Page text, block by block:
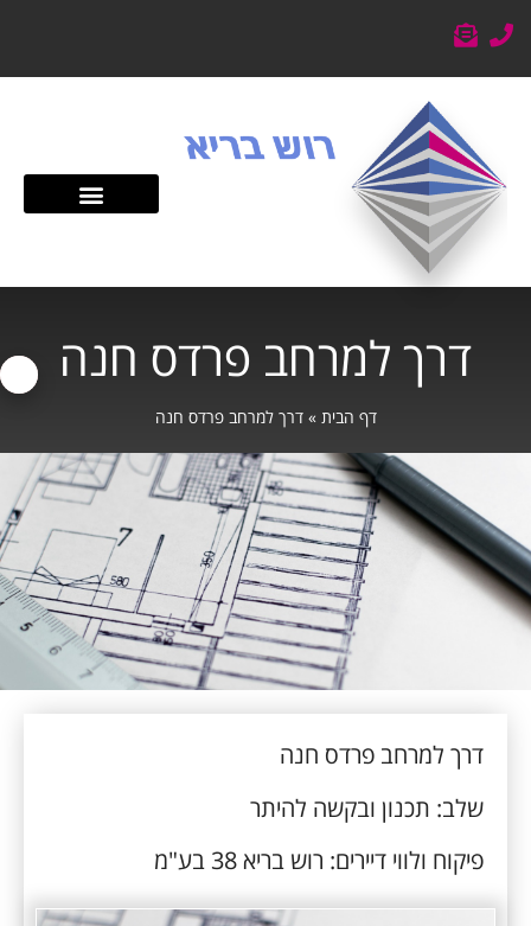
דרך למרחב פרדס חנה
דף הבית »דרך למרחב פרדס חנה
דרך למרחב פרדס חנה
שלב: תכנון ובקשה להיתר
פיקוח ולווי דיירים: רוש בריא 38 בע"מ